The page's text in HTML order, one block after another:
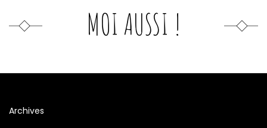
MOI AUSSI !
Archives